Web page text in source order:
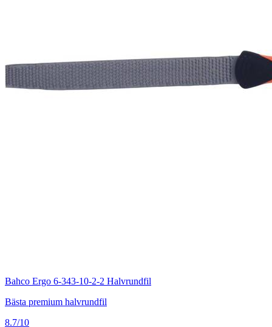
Bahco Ergo 6-343-10-2-2 Halvrundfil
Bästa premium halvrundfil
8.7/10